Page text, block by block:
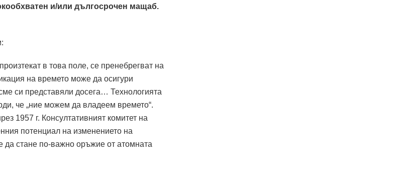
и/или дългосрочен мащаб.
в това поле, се пренебрегват на
на времето може да осигури
си представяли досега… Технологията
че „ние можем да владеем времето“.
1957 г. Консултативният комитет на
потенциал на изменението на
да стане по-важно оръжие от атомната